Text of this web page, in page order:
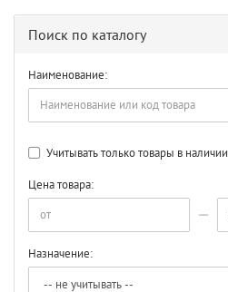
Поиск по каталогу
Наименование:
Учитывать только товары в наличии
Цена товара:
Назначение: